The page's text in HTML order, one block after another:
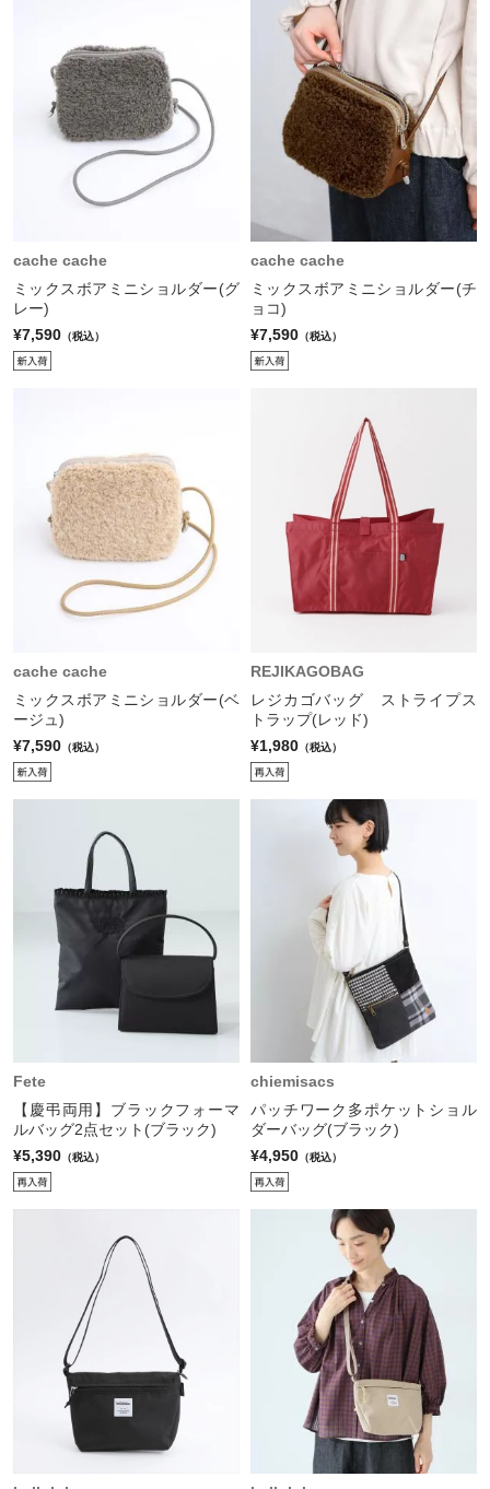
cache cache
ミックスボアミニショルダー(グ
レー)
¥7,590 （税込）
cache cache
ミックスボアミニショルダー(チ
ョコ)
¥7,590 （税込）
cache cache
ミックスボアミニショルダー(ベ
ージュ)
¥7,590 （税込）
REJIKAGOBAG
レジカゴバッグ ストライプス
トラップ(レッド)
¥1,980 （税込）
Fete
【慶弔両用】ブラックフォーマ
ルバッグ2点セット(ブラック)
¥5,390 （税込）
chiemisacs
パッチワーク多ポケットショル
ダーバッグ(ブラック)
¥4,950 （税込）